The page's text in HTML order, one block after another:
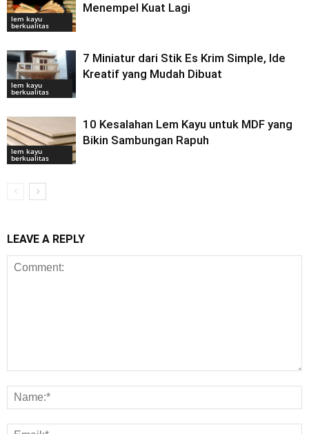
lem kayu
berkualitas
Menempel Kuat Lagi
lem kayu
berkualitas
7 Miniatur dari Stik Es Krim Simple, Ide
Kreatif yang Mudah Dibuat
lem kayu
berkualitas
10 Kesalahan Lem Kayu untuk MDF yang
Bikin Sambungan Rapuh
LEAVE A REPLY